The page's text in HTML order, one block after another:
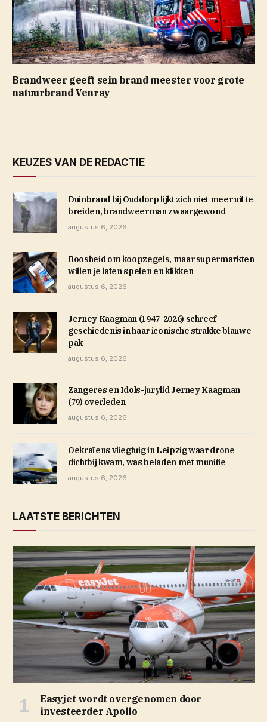
Brandweer geeft sein brand meester voor grote
natuurbrand Venray
KEUZES VAN DE REDACTIE
Duinbrand bij Ouddorp lijkt zich niet meer uit te
breiden, brandweerman zwaargewond
augustus 6, 2026
Boosheid om koopzegels, maar supermarkten
willen je laten spelen en klikken
augustus 6, 2026
Jerney Kaagman (1947-2026) schreef
geschiedenis in haar iconische strakke blauwe
pak
augustus 6, 2026
Zangeres en Idols-jurylid Jerney Kaagman
(79) overleden
augustus 6, 2026
Oekraïens vliegtuig in Leipzig waar drone
dichtbij kwam, was beladen met munitie
augustus 6, 2026
LAATSTE BERICHTEN
Easyjet wordt overgenomen door
investeerder Apollo